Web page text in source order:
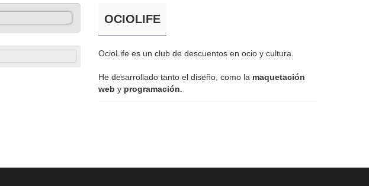
OCIOLIFE
OcioLife es un club de descuentos en ocio y cultura.
He desarrollado tanto el diseño, como la maquetación
web y programación